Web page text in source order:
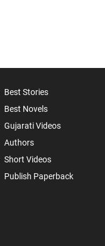
Best Stories
Best Novels
Gujarati Videos
Authors
Short Videos
Publish Paperback